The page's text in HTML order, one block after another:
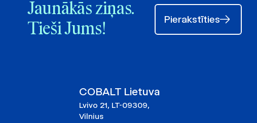
Jaunākās ziņas.
Tieši Jums!
Pierakstīties
COBALT Lietuva
Lvivo 21, LT-09309,
Vilnius